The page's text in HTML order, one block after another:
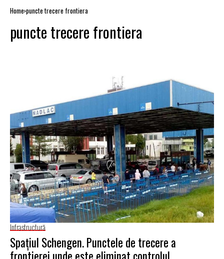
Home puncte trecere frontiera
puncte trecere frontiera
Infrastructură
Spațiul Schengen. Punctele de trecere a